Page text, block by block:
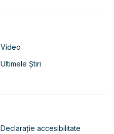
Video
Ultimele Știri
Declarație accesibilitate